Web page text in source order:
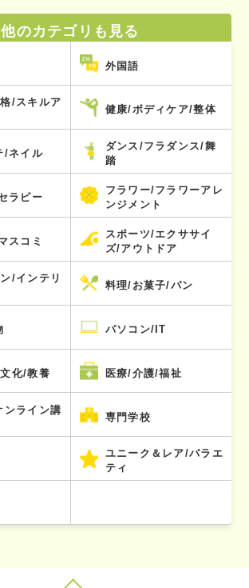
他のカテゴリも見る
外国語
/スキルア
健康/ボディケア/整体
/ネイル
ダンス/フラダンス/舞
踏
ラピー
フラワー/フラワーアレ
ンジメント
スコミ
スポーツ/エクササイ
ズ/アウトドア
/インテリ
料理/お菓子/パン
パソコン/IT
化/教養 医療/介護/福祉
ンライン講
専門学校
ユニーク＆レア/バラエ
ティ